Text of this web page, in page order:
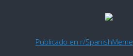
Publicado en r/SpanishMeme